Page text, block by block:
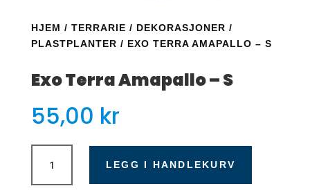
HJEM / TERRARIE / DEKORASJONER /
PLASTPLANTER / EXO TERRA AMAPALLO – S
Exo Terra Amapallo – S
55,00 kr
Exo
Terra
Amapallo
LEGG I HANDLEKURV